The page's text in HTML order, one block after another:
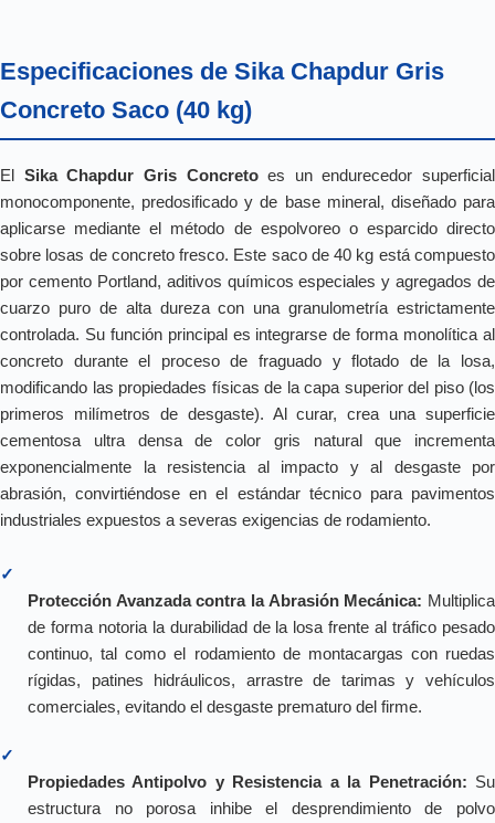
Especificaciones de Sika Chapdur Gris
Concreto Saco (40 kg)
El Sika Chapdur Gris Concretoes un endurecedor superficial
monocomponente, predosificado y de base mineral, diseñado para
aplicarse mediante el método de espolvoreo o esparcido directo
sobre losas de concreto fresco. Este saco de 40 kg está compuesto
por cemento Portland, aditivos químicos especiales y agregados de
cuarzo puro de alta dureza con una granulometría estrictamente
controlada. Su función principal es integrarse de forma monolítica al
concreto durante el proceso de fraguado y flotado de la losa,
modificando las propiedades físicas de la capa superior del piso (los
primeros milímetros de desgaste). Al curar, crea una superficie
cementosa ultra densa de color gris natural que incrementa
exponencialmente la resistencia al impacto y al desgaste por
abrasión, convirtiéndose en el estándar técnico para pavimentos
industriales expuestos a severas exigencias de rodamiento.
✓
Protección Avanzada contra la Abrasión Mecánica: Multiplica
de forma notoria la durabilidad de la losa frente al tráfico pesado
continuo, tal como el rodamiento de montacargas con ruedas
rígidas, patines hidráulicos, arrastre de tarimas y vehículos
comerciales, evitando el desgaste prematuro del firme.
✓
Propiedades Antipolvo y Resistencia a la Penetración: Su
estructura no porosa inhibe el desprendimiento de polvo